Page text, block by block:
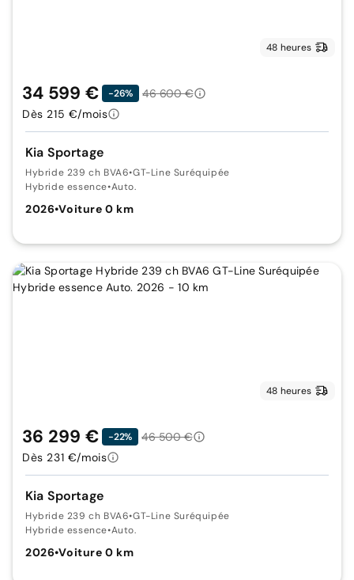
48 heures
Kia Sportage
Hybride 239 ch BVA6•GT-Line Suréquipée
Hybride essence•Auto.
2026•Voiture 0 km
34 599 € -26%
46 600 €
Dès 215 €/mois
48 heures
Kia Sportage
Hybride 239 ch BVA6•GT-Line Suréquipée
Hybride essence•Auto.
2026•Voiture 0 km
36 299 € -22%
46 500 €
Dès 231 €/mois